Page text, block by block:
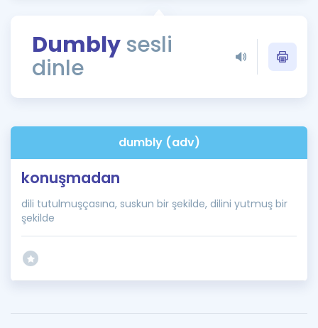
Rehberlik Aracı
ÖSYM Sınav Takvimi
İngilizce Gramer
Dumbly sesli
dinle
dumbly (adv)
konuşmadan
dili tutulmuşçasına, suskun bir şekilde, dilini yutmuş bir
şekilde